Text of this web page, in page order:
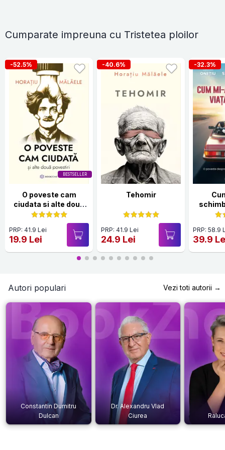
Cumparate impreuna cu Tristetea ploilor
BESTSELLER
-52.5%
O poveste cam
ciudata si alte doua
povestiri
PRP: 41.9 Lei
19.9 Lei
-40.6%
Tehomir
PRP: 41.9 Lei
24.9 Lei
-32.3%
PRP: 58.9
39.9
Autori populari Vezi toti autorii →
Constantin Dumitru
Dulcan
Dr. Alexandru Vlad
Ciurea